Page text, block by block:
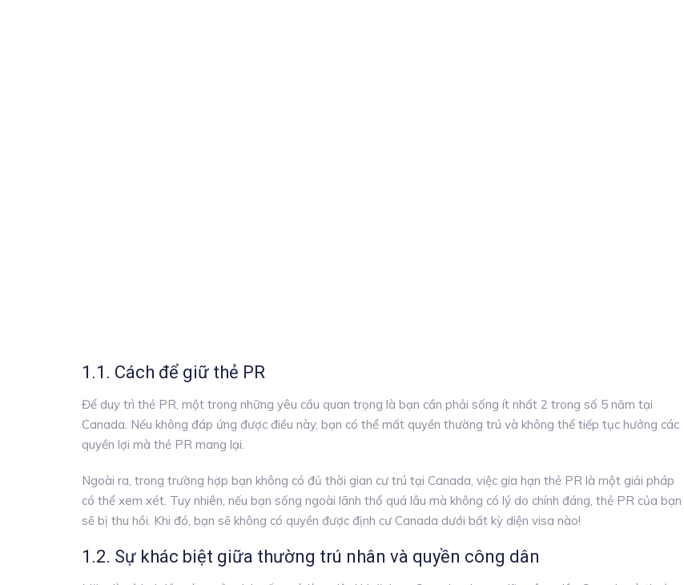
1.1. Cách để giữ thẻ PR
Để duy trì thẻ PR, một trong những yêu cầu quan trọng là bạn cần phải sống ít nhất 2 trong số 5 năm tại
Canada. Nếu không đáp ứng được điều này, bạn có thể mất quyền thường trú và không thể tiếp tục hưởng các
quyền lợi mà thẻ PR mang lại.
Ngoài ra, trong trường hợp bạn không có đủ thời gian cư trú tại Canada, việc gia hạn thẻ PR là một giải pháp
có thể xem xét. Tuy nhiên, nếu bạn sống ngoài lãnh thổ quá lâu mà không có lý do chính đáng, thẻ PR của bạn
sẽ bị thu hồi. Khi đó, bạn sẽ không có quyền được định cư Canada dưới bất kỳ diện visa nào!
1.2. Sự khác biệt giữa thường trú nhân và quyền công dân